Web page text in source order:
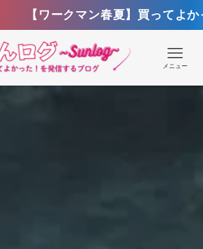
マン春夏】買ってよかったもの14
メニュー